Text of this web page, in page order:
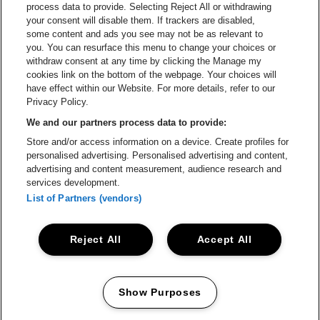
Ga naar de website van Champagne
Ga naar de website
Ga naar de website van Het logo van
Ga naar de website
Ga naar de
Ga naar
Capitole Gent is een deel van be•at
Capitole Gent
Graaf Van Vlaanderenplein 5, 9000 Gent
Be-At Venues
Schijnpoortweg 119, 2170 Antwerpen
BTW (BE) 0461.051.688 - RPR Antwerpen
BNP Paribas Fortis - IBAN: BE93 2200 4925 0067 - BIC:
GEBABEBB
ProclaimerCookiesManage my cookiesPrivacy
process data to provide. Selecting Reject All or withdrawing
your consent will disable them. If trackers are disabled,
some content and ads you see may not be as relevant to
you. You can resurface this menu to change your choices or
withdraw consent at any time by clicking the Manage my
cookies link on the bottom of the webpage. Your choices will
have effect within our Website. For more details, refer to our
Privacy Policy.
We and our partners process data to provide:
Store and/or access information on a device. Create profiles for
personalised advertising. Personalised advertising and content,
advertising and content measurement, audience research and
services development.
List of Partners (vendors)
Accept All
Reject All
Show Purposes